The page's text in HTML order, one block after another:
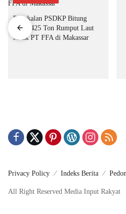
Pangkalan PSDKP Bitung
Segel 425 Ton Rumput Laut
Milik PT FFA di Makassar
Privacy Policy Indeks Berita
All Right Reserved Media Input Rakyat